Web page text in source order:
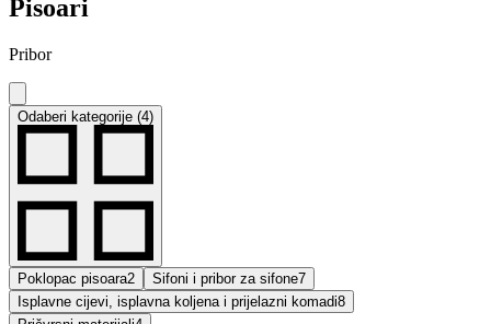
Pisoari
Pribor
Odaberi kategorije (4)
Poklopac pisoara2 Sifoni i pribor za sifone7
Isplavne cijevi, isplavna koljena i prijelazni komadi8